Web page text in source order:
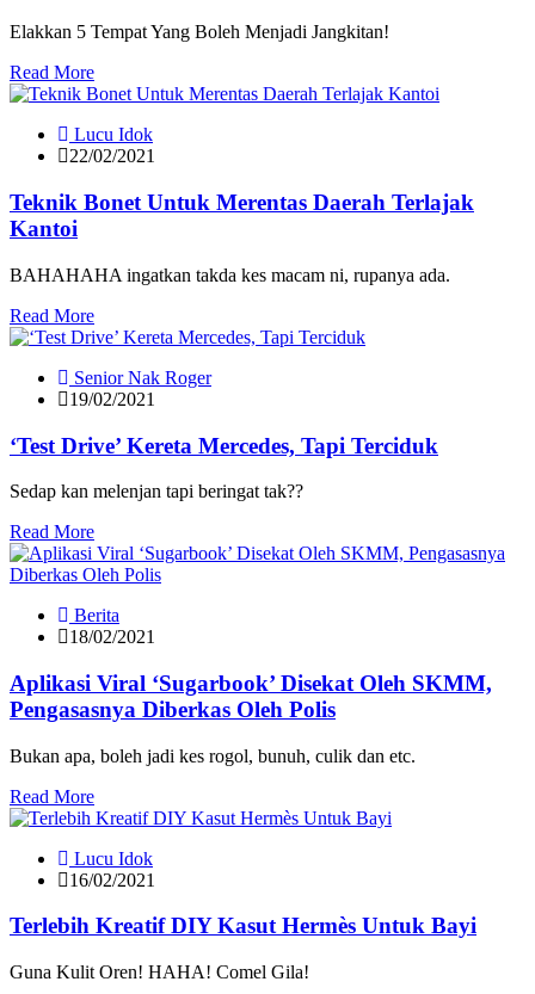
Elakkan 5 Tempat Yang Boleh Menjadi Jangkitan!
Read More
Lucu Idok
22/02/2021
Teknik Bonet Untuk Merentas Daerah Terlajak
Kantoi
BAHAHAHA ingatkan takda kes macam ni, rupanya ada.
Read More
Senior Nak Roger
19/02/2021
‘Test Drive’ Kereta Mercedes, Tapi Terciduk
Sedap kan melenjan tapi beringat tak??
Read More
Berita
18/02/2021
Aplikasi Viral ‘Sugarbook’ Disekat Oleh SKMM,
Pengasasnya Diberkas Oleh Polis
Bukan apa, boleh jadi kes rogol, bunuh, culik dan etc.
Read More
Lucu Idok
16/02/2021
Terlebih Kreatif DIY Kasut Hermès Untuk Bayi
Guna Kulit Oren! HAHA! Comel Gila!